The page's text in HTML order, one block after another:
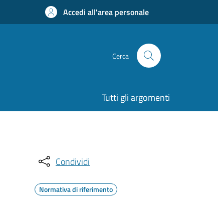
Accedi all'area personale
Cerca
Tutti gli argomenti
Condividi
Normativa di riferimento